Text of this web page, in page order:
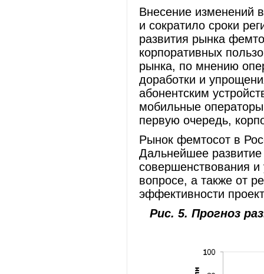
Внесение изменений
и сократило сроки
развития рынка
корпоративных
рынка, по мнению
доработки и
абонентским
мобильные
первую очередь,
Рынок фемтосот в
Дальнейшее развитие
совершенствования
вопросе, а также от
эффективности
Рис. 5. Прогноз